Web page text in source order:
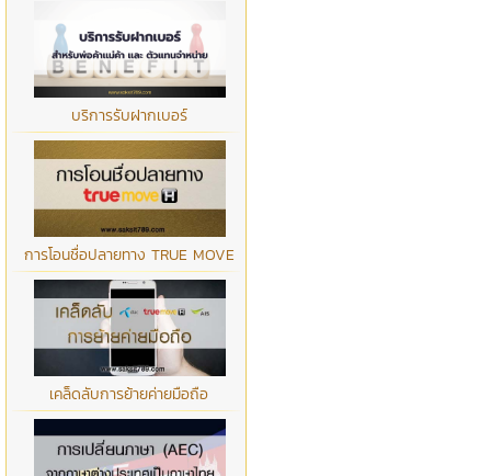
บริการรับฝากเบอร์
การโอนชื่อปลายทาง TRUE MOVE
เคล็ดลับการย้ายค่ายมือถือ